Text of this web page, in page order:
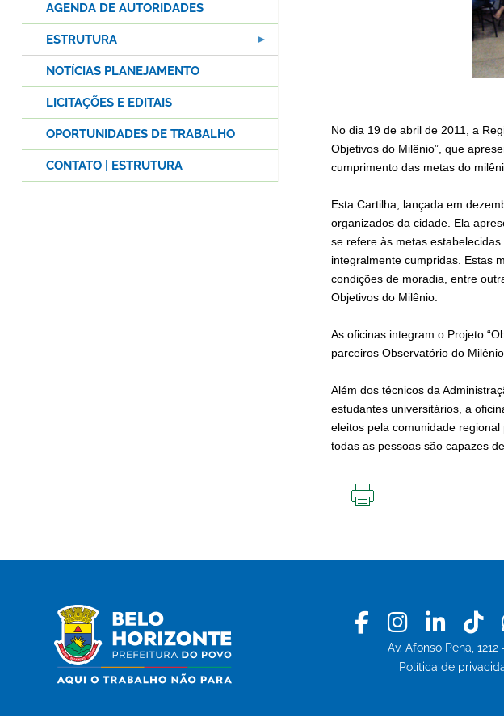
No dia 19 de abril de 2011, a
Objetivos do Milênio”, que
cumprimento das metas do
Esta Cartilha, lançada em
organizados da cidade. Ela
se refere às metas
integralmente cumpridas. Estas
condições de moradia, entre
Objetivos do Milênio.
As oficinas integram o Projeto
parceiros Observatório do
Além dos técnicos da
estudantes universitários, a
eleitos pela comunidade
todas as pessoas são capazes
AGENDA DE AUTORIDADES
ESTRUTURA
NOTÍCIAS PLANEJAMENTO
LICITAÇÕES E EDITAIS
OPORTUNIDADES DE TRABALHO
CONTATO | ESTRUTURA
Facebook
Av. Afonso Pena,
Política de